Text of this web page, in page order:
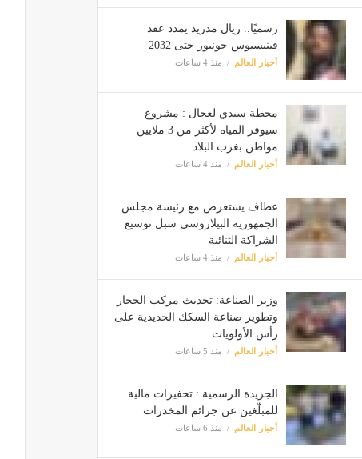
رسميًا.. ريال مدريد يمدد عقد
فينيسيوس جونيور حتى 2032
أخبار العالم منذ 4 ساعات
محطة سيدي لعجال : مشروع
سيوفر المياه لأكثر من 3 ملايين
مواطن بغرب البلاد
أخبار العالم منذ 4 ساعات
عطاف يستعرض مع رئيسة مجلس
الجمهورية البيلاروسي سبل توسيع
الشراكة الثنائية
أخبار العالم منذ 4 ساعات
وزير الصناعة: تحديث مركب الحجار
وتطوير صناعة السكك الحديدية على
رأس الأولويات
أخبار العالم منذ 5 ساعات
الجريدة الرسمية : تحفيزات مالية
للمبلّغين عن جرائم المخدرات
أخبار العالم منذ 6 ساعات